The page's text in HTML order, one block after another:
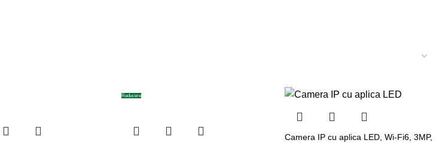
Reducere
Camera IP cu aplica LED, Wi-Fi6, 3MP,